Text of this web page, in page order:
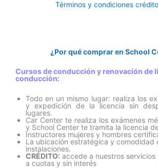
Términos y condiciones
¿Por qué comprar en School
Cursos de conducción y renovación de
conducción:
Todo en un mismo lugar: realiza los
y expedición de la licencia sin
lugares.
Car Center te realiza los exámenes
y School Center te tramita la licencia
Instructores mujeres y hombres
La ubicación estratégica y comodidad
instalaciones.
CRÉDITO: accede a nuestros
a cuotas y sin interés